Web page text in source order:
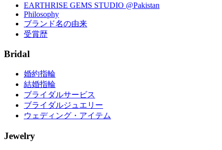
EARTHRISE GEMS STUDIO @Pakistan
Philosophy
ブランド名の由来
受賞歴
Bridal
婚約指輪
結婚指輪
ブライダルサービス
ブライダルジュエリー
ウェディング・アイテム
Jewelry